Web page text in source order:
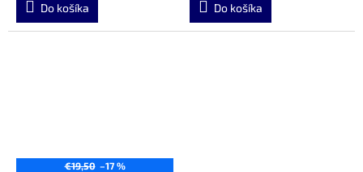
Do košíka Do košíka
€19,50 –17 %